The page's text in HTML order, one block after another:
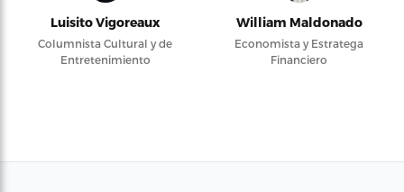
Luisito Vigoreaux
Columnista Cultural y de
Entretenimiento
William Maldonado
Economista y Estratega
Financiero